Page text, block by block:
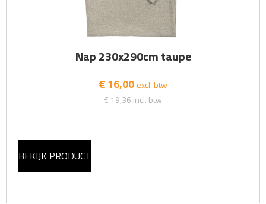
Nap 230x290cm taupe
€ 16,00 excl. btw
€ 19,36 incl. btw
BEKIJK PRODUCT